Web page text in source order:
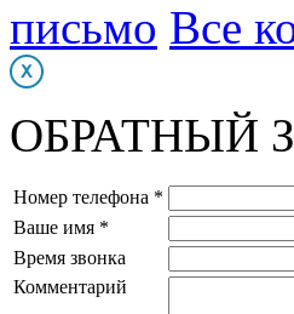
письмо Все
ОБРАТНЫЙ
Номер телефона *
Ваше имя *
Время звонка
Комментарий